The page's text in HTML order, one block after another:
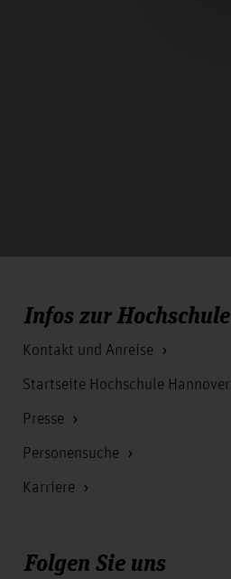
Infos zur Hochschule
Kontakt und Anreise
Startseite Hochschule Hannover
Presse
Personensuche
Karriere
Folgen Sie uns